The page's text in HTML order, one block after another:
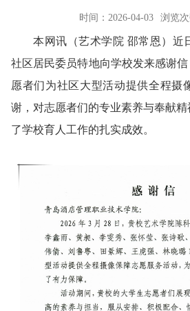
时间：2026-04-03 浏览次
本网讯 （艺术学院 邵常恩） 近
社区居民委员特地向学校发来感谢
愿者们为社区大型活动提供全程摄
谢，对志愿者们的专业素养与奉献
了学校育人工作的扎实成效。